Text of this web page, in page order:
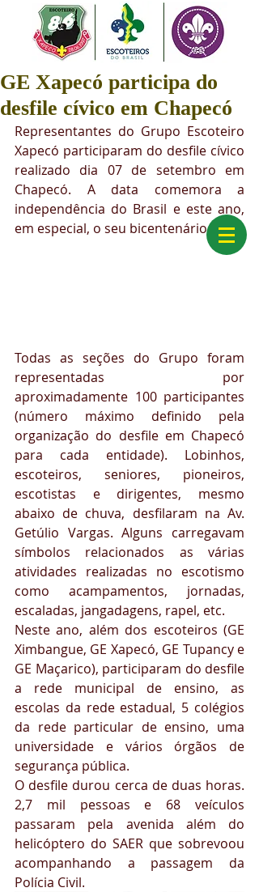
GE Xapecó participa do
desfile cívico em Chapecó
Representantes do Grupo Escoteiro
Xapecó participaram do desfile cívico
realizado dia 07 de setembro em
Chapecó. A data comemora a
independência do Brasil e este ano,
em especial, o seu bicentenário.
Todas as seções do Grupo foram
representadas por
aproximadamente 100 participantes
(número máximo definido pela
organização do desfile em Chapecó
para cada entidade). Lobinhos,
escoteiros, seniores, pioneiros,
escotistas e dirigentes, mesmo
abaixo de chuva, desfilaram na Av.
Getúlio Vargas. Alguns carregavam
símbolos relacionados as várias
atividades realizadas no escotismo
como acampamentos, jornadas,
escaladas, jangadagens, rapel, etc.
Neste ano, além dos escoteiros (GE
Ximbangue, GE Xapecó, GE Tupancy e
GE Maçarico), participaram do desfile
a rede municipal de ensino, as
escolas da rede estadual, 5 colégios
da rede particular de ensino, uma
universidade e vários órgãos de
segurança pública.
O desfile durou cerca de duas horas.
2,7 mil pessoas e 68 veículos
passaram pela avenida além do
helicóptero do SAER que sobrevoou
acompanhando a passagem da
Polícia Civil.